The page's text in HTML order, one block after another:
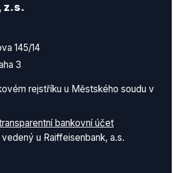
z.s.
145/14
3
rejstříku u Městského soudu v
bankovní účet
vedený u Raiffeisenbank, a.s.